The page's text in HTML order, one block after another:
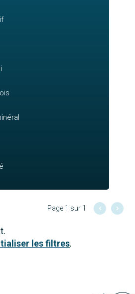
Page 1 sur 1
les filtres.